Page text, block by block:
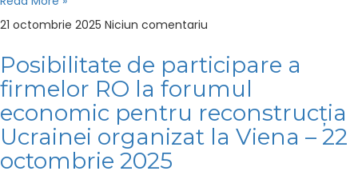
21 octombrie 2025 Niciun comentariu
Posibilitate de participare a
firmelor RO la forumul
economic pentru reconstrucția
Ucrainei organizat la Viena – 22
octombrie 2025